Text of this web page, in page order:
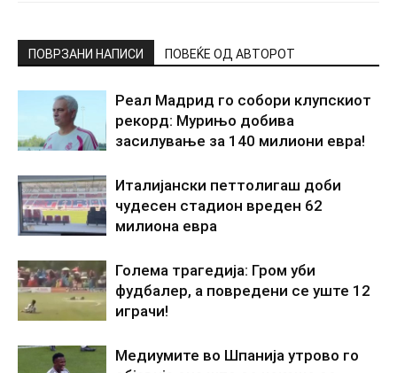
ПОВРЗАНИ НАПИСИ ПОВЕЌЕ ОД АВТОРОТ
Реал Мадрид го собори клупскиот
рекорд: Мурињо добива
засилување за 140 милиони евра!
Италијански петтолигаш доби
чудесен стадион вреден 62
милиона евра
Голема трагедија: Гром уби
фудбалер, а повредени се уште 12
играчи!
Медиумите во Шпанија утрово го